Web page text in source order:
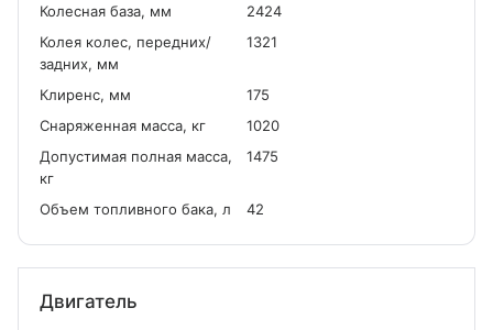
Колесная база, мм
2424
Колея колес, передних/
задних, мм
1321
Клиренс, мм
175
Снаряженная масса, кг
1020
Допустимая полная масса,
кг
1475
Объем топливного бака, л 42
Двигатель